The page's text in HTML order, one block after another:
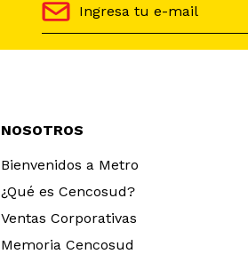
NOSOTROS
Bienvenidos a Metro
¿Qué es Cencosud?
Ventas Corporativas
Memoria Cencosud